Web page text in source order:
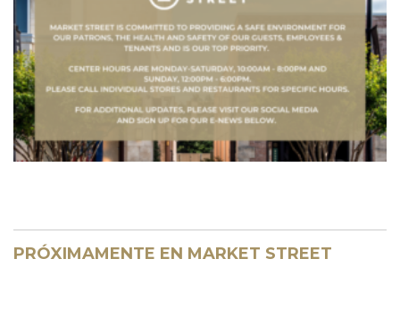
PRÓXIMAMENTE EN MARKET STREET